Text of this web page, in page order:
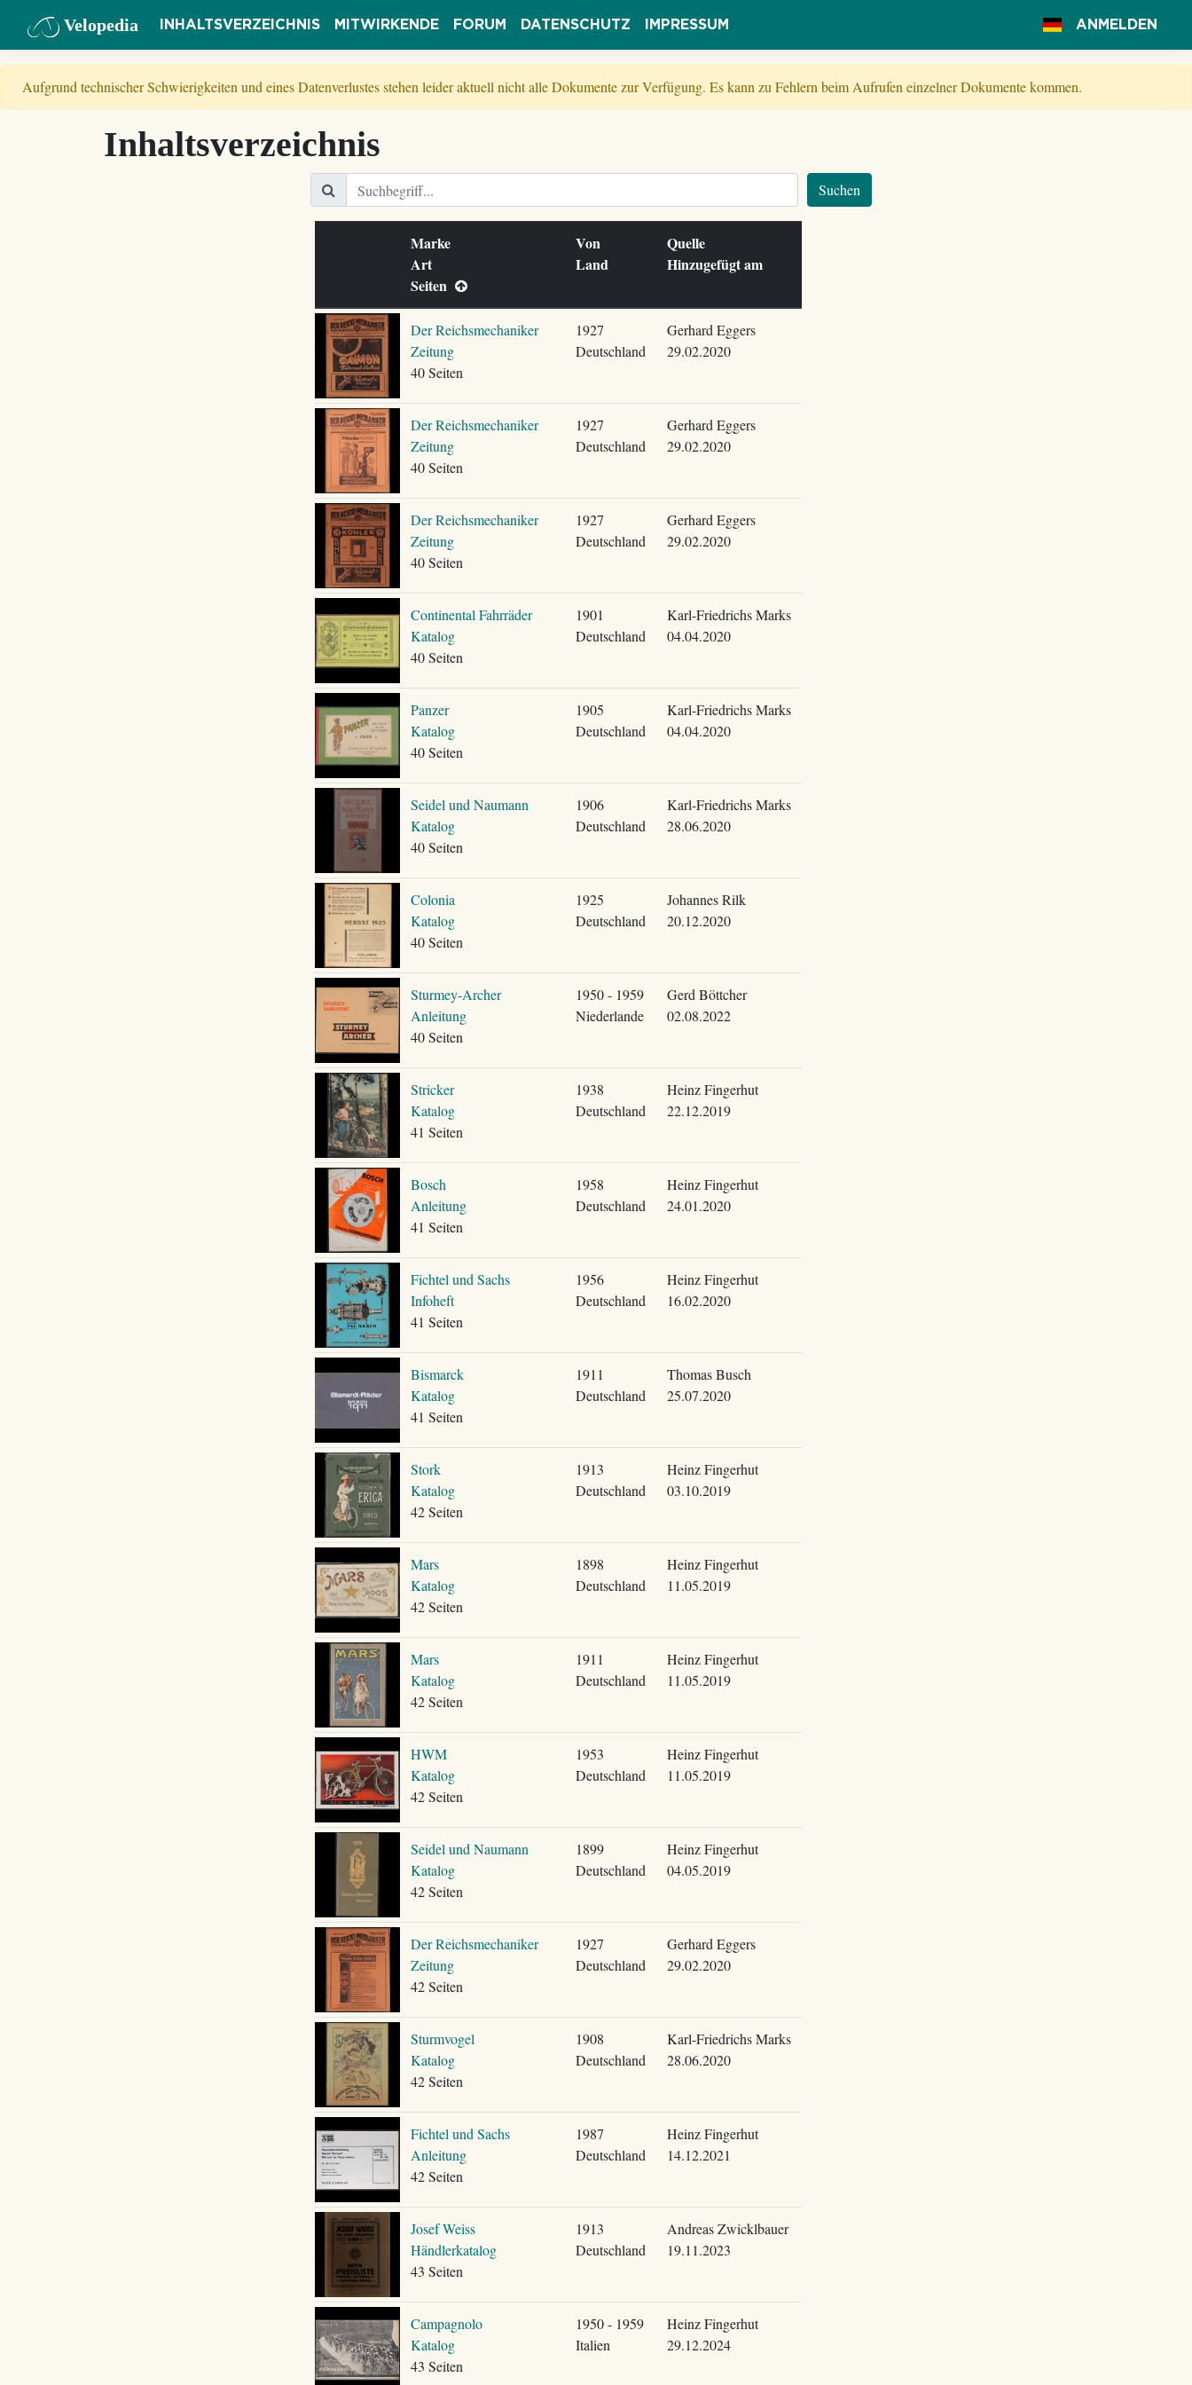
Velopedia INHALTSVERZEICHNIS MITWIRKENDE FORUM DATENSCHUTZ IMPRESSUM ANMELDEN
Aufgrund technischer Schwierigkeiten und eines Datenverlustes stehen leider aktuell nicht alle Dokumente zur Verfügung. Es kann zu Fehlern beim Aufrufen einzelner Dokumente kommen.
Inhaltsverzeichnis
Suchen
Marke
Art
Seiten
Von
Land
Quelle
Hinzugefügt am
Der Reichsmechaniker
Zeitung
40 Seiten
1927
Deutschland
Gerhard Eggers
29.02.2020
Der Reichsmechaniker
Zeitung
40 Seiten
1927
Deutschland
Gerhard Eggers
29.02.2020
Der Reichsmechaniker
Zeitung
40 Seiten
1927
Deutschland
Gerhard Eggers
29.02.2020
Continental Fahrräder
Katalog
40 Seiten
1901
Deutschland
Karl-Friedrichs Marks
04.04.2020
Panzer
Katalog
40 Seiten
1905
Deutschland
Karl-Friedrichs Marks
04.04.2020
Seidel und Naumann
Katalog
40 Seiten
1906
Deutschland
Karl-Friedrichs Marks
28.06.2020
Colonia
Katalog
40 Seiten
1925
Deutschland
Johannes Rilk
20.12.2020
Sturmey-Archer
Anleitung
40 Seiten
1950 - 1959
Niederlande
Gerd Böttcher
02.08.2022
Stricker
Katalog
41 Seiten
1938
Deutschland
Heinz Fingerhut
22.12.2019
Bosch
Anleitung
41 Seiten
1958
Deutschland
Heinz Fingerhut
24.01.2020
Fichtel und Sachs
Infoheft
41 Seiten
1956
Deutschland
Heinz Fingerhut
16.02.2020
Bismarck
Katalog
41 Seiten
1911
Deutschland
Thomas Busch
25.07.2020
Stork
Katalog
42 Seiten
1913
Deutschland
Heinz Fingerhut
03.10.2019
Mars
Katalog
42 Seiten
1898
Deutschland
Heinz Fingerhut
11.05.2019
Mars
Katalog
42 Seiten
1911
Deutschland
Heinz Fingerhut
11.05.2019
HWM
Katalog
42 Seiten
1953
Deutschland
Heinz Fingerhut
11.05.2019
Seidel und Naumann
Katalog
42 Seiten
1899
Deutschland
Heinz Fingerhut
04.05.2019
Der Reichsmechaniker
Zeitung
42 Seiten
1927
Deutschland
Gerhard Eggers
29.02.2020
Sturmvogel
Katalog
42 Seiten
1908
Deutschland
Karl-Friedrichs Marks
28.06.2020
Fichtel und Sachs
Anleitung
42 Seiten
1987
Deutschland
Heinz Fingerhut
14.12.2021
Josef Weiss
Händlerkatalog
43 Seiten
1913
Deutschland
Andreas Zwicklbauer
19.11.2023
Campagnolo
Katalog
43 Seiten
1950 - 1959
Italien
Heinz Fingerhut
29.12.2024